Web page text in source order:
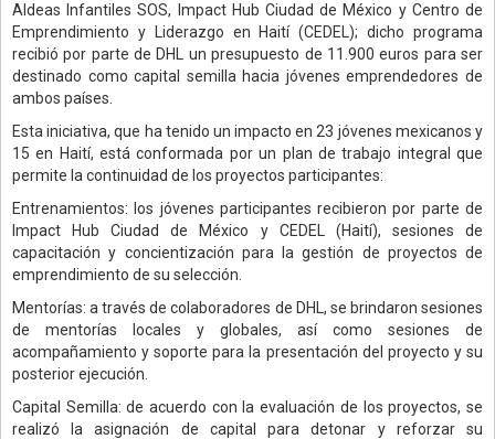
Aldeas Infantiles SOS, Impact Hub Ciudad de México y Centro de
Emprendimiento y Liderazgo en Haití (CEDEL); dicho programa
recibió por parte de DHL un presupuesto de 11.900 euros para ser
destinado como capital semilla hacia jóvenes emprendedores de
ambos países.
Esta iniciativa, que ha tenido un impacto en 23 jóvenes mexicanos y
15 en Haití, está conformada por un plan de trabajo integral que
permite la continuidad de los proyectos participantes:
Entrenamientos: los jóvenes participantes recibieron por parte de
Impact Hub Ciudad de México y CEDEL (Haití), sesiones de
capacitación y concientización para la gestión de proyectos de
emprendimiento de su selección.
Mentorías: a través de colaboradores de DHL, se brindaron sesiones
de mentorías locales y globales, así como sesiones de
acompañamiento y soporte para la presentación del proyecto y su
posterior ejecución.
Capital Semilla: de acuerdo con la evaluación de los proyectos, se
realizó la asignación de capital para detonar y reforzar su